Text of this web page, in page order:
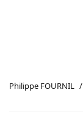
Philippe FOURNIL